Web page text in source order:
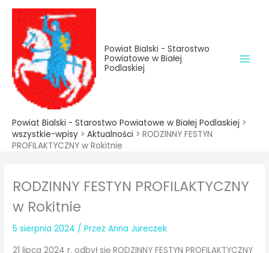
treści
Przejdź
treści
Powiat Bialski - Starostwo
Powiatowe w Białej
Podlaskiej
Powiat Bialski - Starostwo Powiatowe w Białej Podlaskiej >
wszystkie-wpisy > Aktualności > RODZINNY FESTYN
PROFILAKTYCZNY w Rokitnie
RODZINNY FESTYN PROFILAKTYCZNY
w Rokitnie
5 sierpnia 2024 / PrzezAnna Jureczek
21 lipca 2024 r. odbył się RODZINNY FESTYN PROFILAKTYCZNY